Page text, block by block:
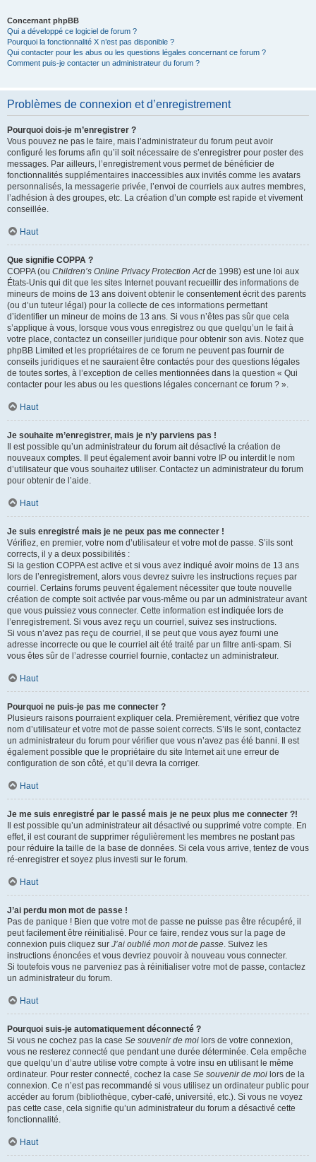
Concernant phpBB
Qui a développé ce logiciel de forum ?
Pourquoi la fonctionnalité X n’est pas disponible ?
Qui contacter pour les abus ou les questions légales concernant ce forum ?
Comment puis-je contacter un administrateur du forum ?
Problèmes de connexion et d’enregistrement
Pourquoi dois-je m’enregistrer ?
Vous pouvez ne pas le faire, mais l’administrateur du forum peut avoir
configuré les forums afin qu’il soit nécessaire de s’enregistrer pour poster des
messages. Par ailleurs, l’enregistrement vous permet de bénéficier de
fonctionnalités supplémentaires inaccessibles aux invités comme les avatars
personnalisés, la messagerie privée, l’envoi de courriels aux autres membres,
l’adhésion à des groupes, etc. La création d’un compte est rapide et vivement
conseillée.
Haut
Que signifie COPPA ?
COPPA (ou Children’s Online Privacy Protection Actde 1998) est une loi aux
États-Unis qui dit que les sites Internet pouvant recueillir des informations de
mineurs de moins de 13 ans doivent obtenir le consentement écrit des parents
(ou d’un tuteur légal) pour la collecte de ces informations permettant
d’identifier un mineur de moins de 13 ans. Si vous n’êtes pas sûr que cela
s’applique à vous, lorsque vous vous enregistrez ou que quelqu’un le fait à
votre place, contactez un conseiller juridique pour obtenir son avis. Notez que
phpBB Limited et les propriétaires de ce forum ne peuvent pas fournir de
conseils juridiques et ne sauraient être contactés pour des questions légales
de toutes sortes, à l’exception de celles mentionnées dans la question « Qui
contacter pour les abus ou les questions légales concernant ce forum ? ».
Haut
Je souhaite m’enregistrer, mais je n’y parviens pas !
Il est possible qu’un administrateur du forum ait désactivé la création de
nouveaux comptes. Il peut également avoir banni votre IP ou interdit le nom
d’utilisateur que vous souhaitez utiliser. Contactez un administrateur du forum
pour obtenir de l’aide.
Haut
Je suis enregistré mais je ne peux pas me connecter !
Vérifiez, en premier, votre nom d’utilisateur et votre mot de passe. S’ils sont
corrects, il y a deux possibilités :
Si la gestion COPPA est active et si vous avez indiqué avoir moins de 13 ans
lors de l’enregistrement, alors vous devrez suivre les instructions reçues par
courriel. Certains forums peuvent également nécessiter que toute nouvelle
création de compte soit activée par vous-même ou par un administrateur avant
que vous puissiez vous connecter. Cette information est indiquée lors de
l’enregistrement. Si vous avez reçu un courriel, suivez ses instructions.
Si vous n’avez pas reçu de courriel, il se peut que vous ayez fourni une
adresse incorrecte ou que le courriel ait été traité par un filtre anti-spam. Si
vous êtes sûr de l’adresse courriel fournie, contactez un administrateur.
Haut
Pourquoi ne puis-je pas me connecter ?
Plusieurs raisons pourraient expliquer cela. Premièrement, vérifiez que votre
nom d’utilisateur et votre mot de passe soient corrects. S’ils le sont, contactez
un administrateur du forum pour vérifier que vous n’avez pas été banni. Il est
également possible que le propriétaire du site Internet ait une erreur de
configuration de son côté, et qu’il devra la corriger.
Haut
Je me suis enregistré par le passé mais je ne peux plus me connecter ?!
Il est possible qu’un administrateur ait désactivé ou supprimé votre compte. En
effet, il est courant de supprimer régulièrement les membres ne postant pas
pour réduire la taille de la base de données. Si cela vous arrive, tentez de vous
ré-enregistrer et soyez plus investi sur le forum.
Haut
J’ai perdu mon mot de passe !
Pas de panique ! Bien que votre mot de passe ne puisse pas être récupéré, il
peut facilement être réinitialisé. Pour ce faire, rendez vous sur la page de
connexion puis cliquez sur J’ai oublié mon mot de passe. Suivez les
instructions énoncées et vous devriez pouvoir à nouveau vous connecter.
Si toutefois vous ne parveniez pas à réinitialiser votre mot de passe, contactez
un administrateur du forum.
Haut
Pourquoi suis-je automatiquement déconnecté ?
Si vous ne cochez pas la case Se souvenir de moi lors de votre connexion,
vous ne resterez connecté que pendant une durée déterminée. Cela empêche
que quelqu’un d’autre utilise votre compte à votre insu en utilisant le même
ordinateur. Pour rester connecté, cochez la case Se souvenir de moi lors de la
connexion. Ce n’est pas recommandé si vous utilisez un ordinateur public pour
accéder au forum (bibliothèque, cyber-café, université, etc.). Si vous ne voyez
pas cette case, cela signifie qu’un administrateur du forum a désactivé cette
fonctionnalité.
Haut